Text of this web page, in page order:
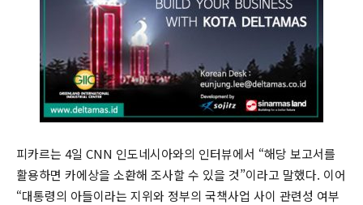
피카르는 4일 CNN 인도네시아와의 인터뷰에서 “해당 보고서를
활용하면 카에상을 소환해 조사할 수 있을 것”이라고 말했다. 이어
“대통령의 아들이라는 지위와 정부의 국책사업 사이 관련성 여부